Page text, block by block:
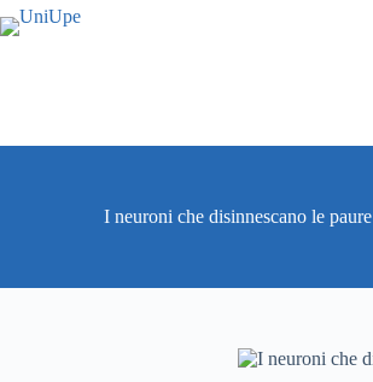
Salta
al
I neuroni che disinnescano le paure